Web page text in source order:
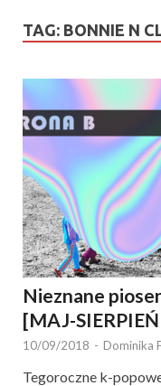
TAG: BONNIE N
Nieznane
[MAJ-
10/09/2018 - Dominika
Tegoroczne k-